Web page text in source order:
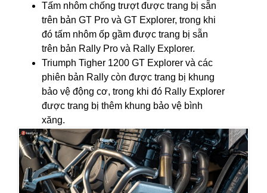
Tấm nhôm chống trượt được trang bị sẵn
trên bản GT Pro và GT Explorer, trong khi
đó tấm nhôm ốp gầm được trang bị sẵn
trên bản Rally Pro và Rally Explorer.
Triumph Tigher 1200 GT Explorer và các
phiên bản Rally còn được trang bị khung
bảo vệ động cơ, trong khi đó Rally Explorer
được trang bị thêm khung bảo vệ bình
xăng.